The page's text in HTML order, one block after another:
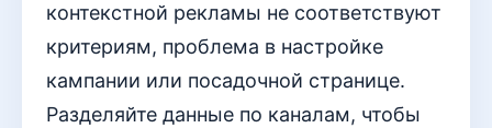
контекстной рекламы не соответствуют
критериям, проблема в настройке
кампании или посадочной странице.
Разделяйте данные по каналам, чтобы